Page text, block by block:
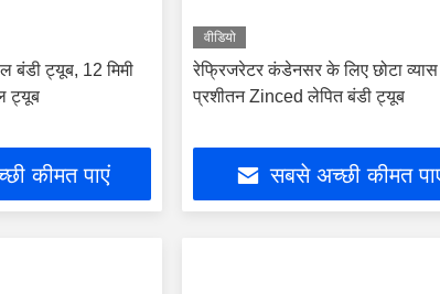
बंडी ट्यूब, 12 मिमी
ट्यूब
कीमत पाएं
वीडियो
रेफ्रिजरेटर कंडेनसर के लिए छोटा व्यास
प्रशीतन Zinced लेपित बंडी ट्यूब
सबसे अच्छी कीमत